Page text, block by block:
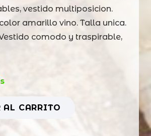
vestido multiposicion.
amarillo vino. Talla unica.
comodo y traspirable,
AL CARRITO